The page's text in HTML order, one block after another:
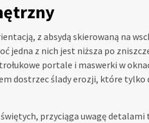
z absydą skierowaną na
jedna z nich jest niższa po
portale i maswerki w
dostrzec ślady erozji, które
przyciąga uwagę detalami